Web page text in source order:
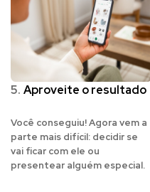
5. Aproveite o resultado
Você conseguiu! Agora vem a
parte mais difícil: decidir se
vai ficar com ele ou
presentear alguém especial.